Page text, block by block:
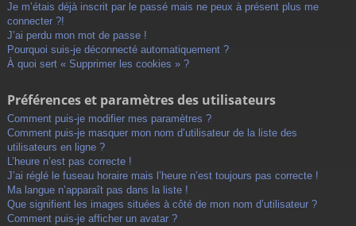
Je m’étais déjà inscrit par le passé mais ne peux à présent plus me
connecter ?!
J’ai perdu mon mot de passe !
Pourquoi suis-je déconnecté automatiquement ?
À quoi sert « Supprimer les cookies » ?
Préférences et paramètres des utilisateurs
Comment puis-je modifier mes paramètres ?
Comment puis-je masquer mon nom d’utilisateur de la liste des
utilisateurs en ligne ?
L’heure n’est pas correcte !
J’ai réglé le fuseau horaire mais l’heure n’est toujours pas correcte !
Ma langue n’apparaît pas dans la liste !
Que signifient les images situées à côté de mon nom d’utilisateur ?
Comment puis-je afficher un avatar ?